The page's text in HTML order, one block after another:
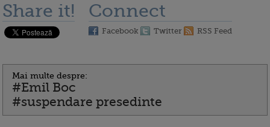
Share it! Connect
Facebook Twitter RSS Feed
Mai multe despre:
#Emil Boc
#suspendare presedinte